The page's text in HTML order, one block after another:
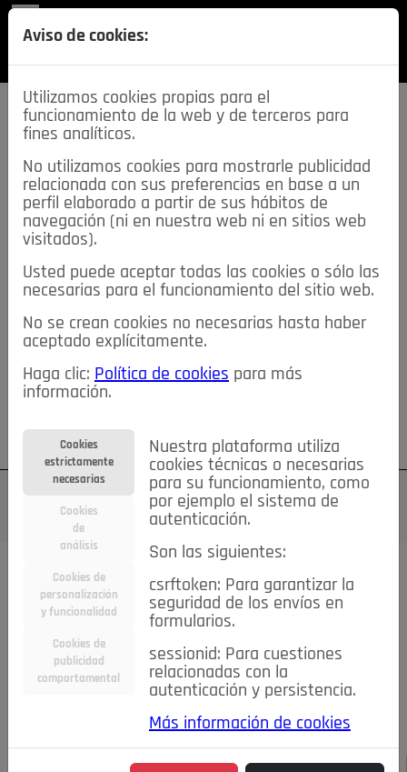
SECCIONES
descarga esta
REVISTA
≡NOTICIAS
NOTICIAS SERVICIOS DE INTERÉS
TABLÓN DE ANUNCIOS MIS ANUNCIOS CONTACTO
NOSOTROS
Su cuenta Regístrese ¿Olvidó su contraseña?
Todas las noticias..
#TePrestoMisOjos Caridad
Ciencia&Tecnología
Economía
Entretenimiento
Estilo de Vida
Internacional
Madrid Opinión IN
Pozuelo de Alarcón
Salud 🔴 En Directo
NOTICIAS
Aviso de cookies:
Utilizamos cookies propias para el
funcionamiento de la web y de terceros para
fines analíticos.
No utilizamos cookies para mostrarle publicidad
relacionada con sus preferencias en base a un
perfil elaborado a partir de sus hábitos de
navegación (ni en nuestra web ni en sitios web
visitados).
Usted puede aceptar todas las cookies o sólo las
necesarias para el funcionamiento del sitio web.
No se crean cookies no necesarias hasta haber
aceptado explícitamente.
Haga clic: Política de cookies para más
información.
Cookies
estrictamente
necesarias
Cookies
de
análisis
Cookies de
personalización
y funcionalidad
Cookies de
publicidad
comportamental
Nuestra plataforma utiliza
cookies técnicas o necesarias
para su funcionamiento, como
por ejemplo el sistema de
autenticación.
Son las siguientes:
csrftoken: Para garantizar la
seguridad de los envíos en
formularios.
sessionid: Para cuestiones
relacionadas con la
autenticación y persistencia.
Más información de cookies